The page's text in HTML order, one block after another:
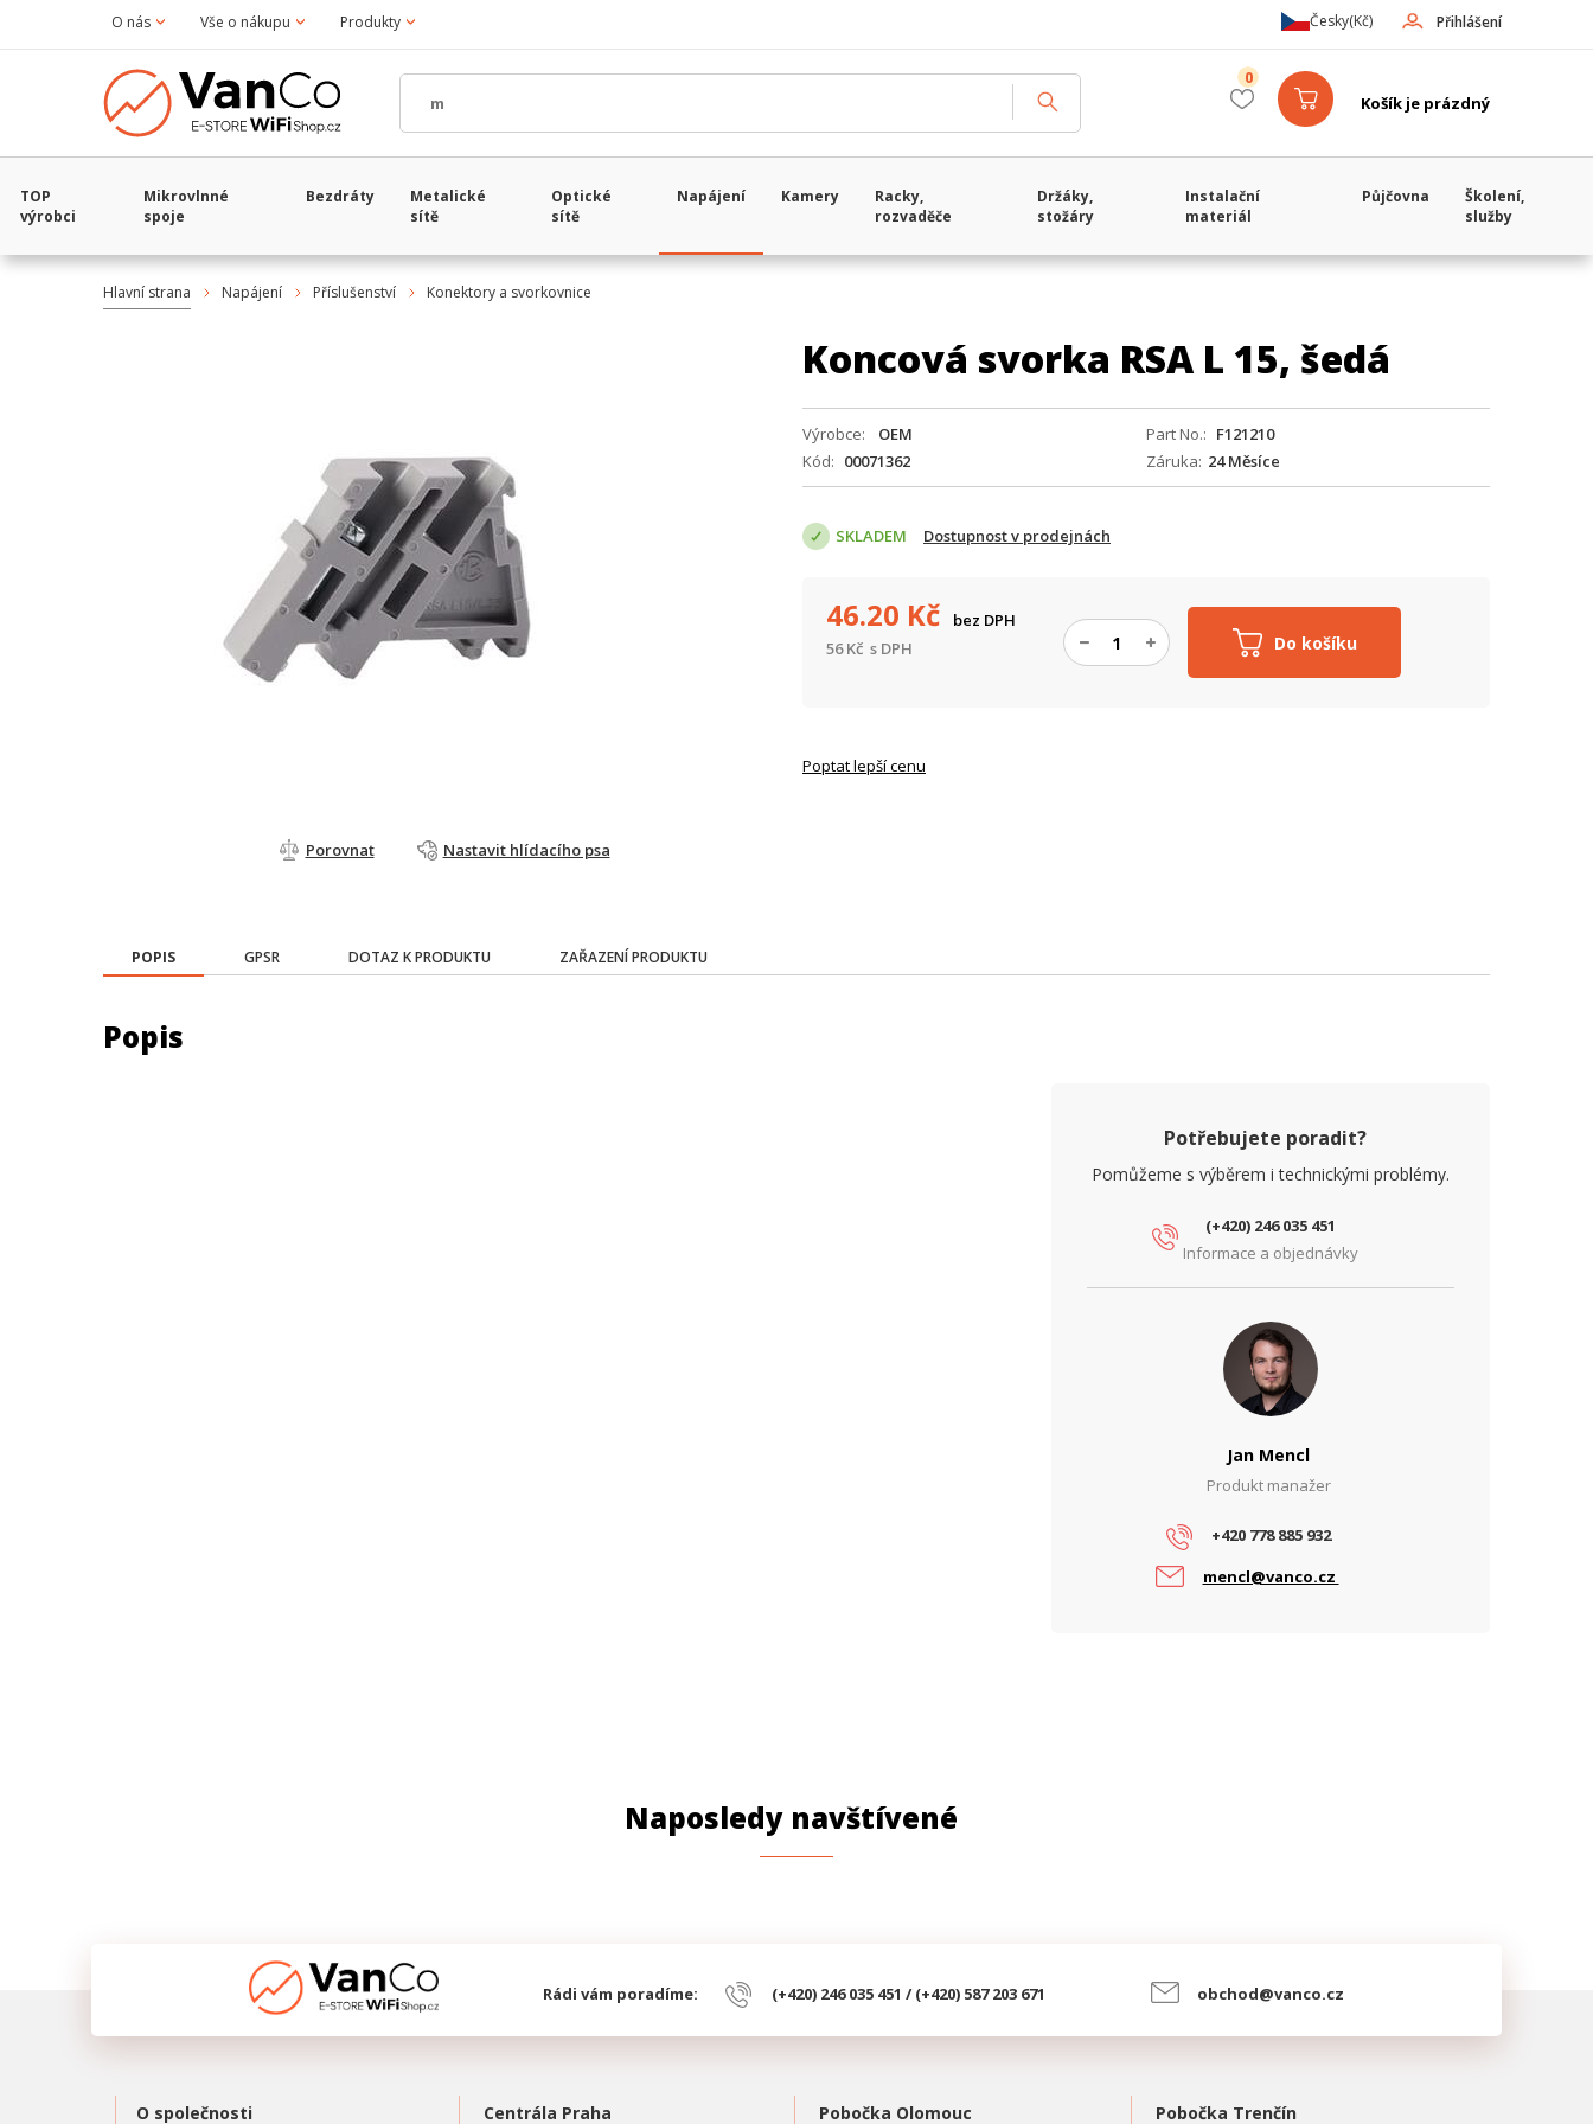
O nás Vše o nákupu Produkty Přihlášení
Česky(Kč)
Košík je prázdný
0
TOP
výrobci
Mikrovlnné
spoje
Bezdráty
Metalické
sítě
Optické
sítě
Napájení Kamery
Racky,
rozvaděče
Držáky,
stožáry
Instalační
materiál
Půjčovna
Školení,
služby
Hlavní strana Napájení Příslušenství Konektory a svorkovnice
Porovnat Nastavit hlídacího psa
Koncová svorka RSA L 15, šedá
Výrobce OEM Part No.
F121210
Kód
00071362 Záruka 24 Měsíce
SKLADEM Dostupnost v prodejnách
Do košíku
46.20 Kč
bez DPH
56Kč s DPH
Poptat lepší cenu
POPIS GPSR DOTAZ K PRODUKTU ZAŘAZENÍ PRODUKTU
Popis
Potřebujete poradit?
Pomůžeme s výběrem i technickými problémy.
(+420) 246 035 451
Informace a objednávky
Jan Mencl
Produkt manažer
+420 778 885 932
mencl@vanco.cz
Naposledy navštívené
Rádi vám poradíme: (+420) 246 035 451 / (+420) 587 203 671 obchod@vanco.cz
O společnosti Centrála Praha Pobočka Olomouc Pobočka Trenčín